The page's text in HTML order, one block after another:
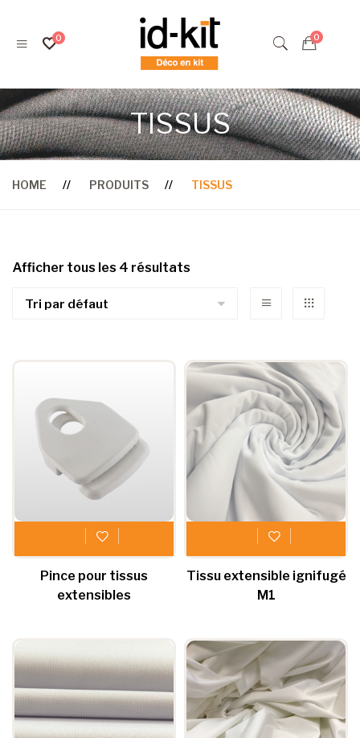
TISSUS
HOME PRODUITS TISSUS
Afficher tous les 4 résultats
Pince pour tissus
extensibles
Tissu extensible ignifugé
M1